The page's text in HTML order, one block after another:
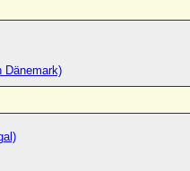
Dänemark)